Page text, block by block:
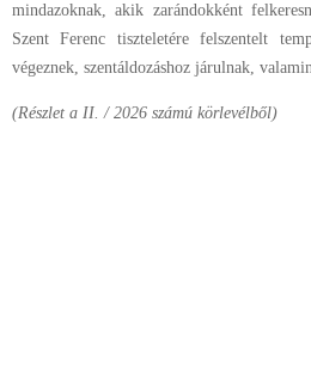
mindazoknak, akik zarándokként
Szent Ferenc tiszteletére felszentelt
végeznek, szentáldozáshoz járulnak,
(Részlet a II. / 2026 számú körlevélből)